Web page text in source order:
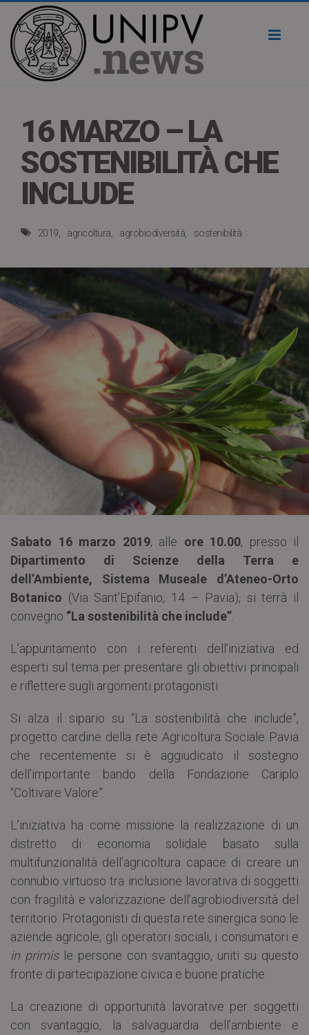
16 MARZO – LA
SOSTENIBILITÀ CHE
INCLUDE
2019 agricoltura agrobiodiversità sostenibilità
Sabato 16 marzo 2019, alle ore 10.00, presso il
Dipartimento di Scienze della Terra e
dell’Ambiente, Sistema Museale d’Ateneo-Orto
Botanico (Via Sant’Epifanio, 14 – Pavia), si terrà il
convegno “La sostenibilità che include”
L’appuntamento con i referenti dell’iniziativa ed
esperti sul tema per presentare gli obiettivi principali
e riflettere sugli argomenti protagonisti.
Si alza il sipario su “La sostenibilità che include”,
progetto cardine della rete Agricoltura Sociale Pavia
che recentemente si è aggiudicato il sostegno
dell’importante bando della Fondazione Cariplo
“Coltivare Valore”.
L’iniziativa ha come missione la realizzazione di un
distretto di economia solidale basato sulla
multifunzionalità dell’agricoltura capace di creare un
connubio virtuoso tra inclusione lavorativa di soggetti
con fragilità e valorizzazione dell’agrobiodiversità del
territorio. Protagonisti di questa rete sinergica sono le
aziende agricole, gli operatori sociali, i consumatori e
in primisle persone con svantaggio, uniti su questo
fronte di partecipazione civica e buone pratiche.
La creazione di opportunità lavorative per soggetti
con svantaggio, la salvaguardia dell’ambiente e